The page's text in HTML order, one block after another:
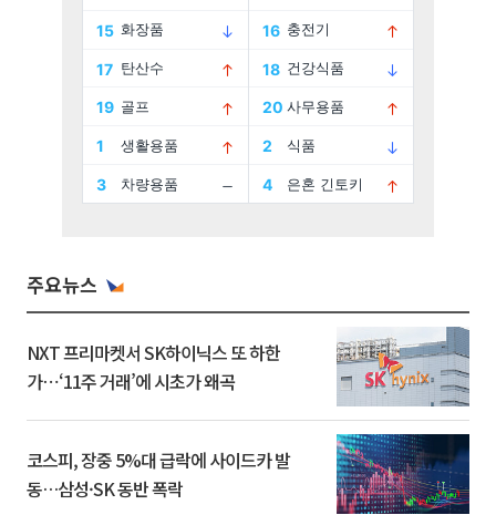
주요뉴스
NXT 프리마켓서 SK하이닉스 또 하한
가⋯‘11주 거래’에 시초가 왜곡
코스피, 장중 5%대 급락에 사이드카 발
동…삼성·SK 동반 폭락